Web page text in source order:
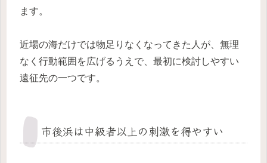
ます。
近場の海だけでは物足りなくなってきた人が、無理
なく行動範囲を広げるうえで、最初に検討しやすい
遠征先の一つです。
市後浜は中級者以上の刺激を得やすい